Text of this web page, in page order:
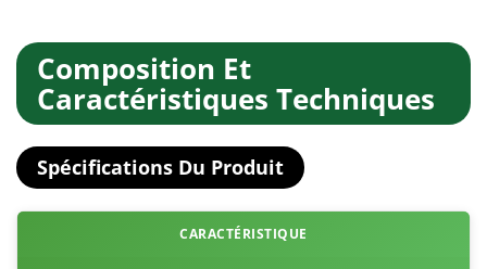
Composition Et
Caractéristiques Techniques
Spécifications Du Produit
CARACTÉRISTIQUE